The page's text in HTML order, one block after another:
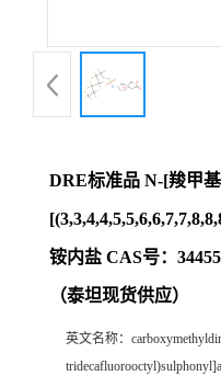
DRE标准品 N-[羧甲
铵内盐 CAS号：
（泰坦现货供应）
英文名称：